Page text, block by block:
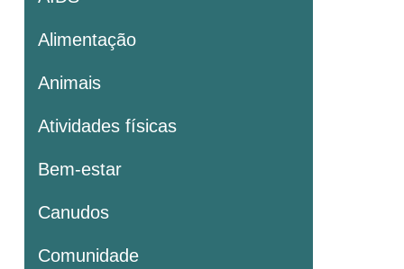
Alimentação
Animais
Atividades físicas
Bem-estar
Canudos
Comunidade